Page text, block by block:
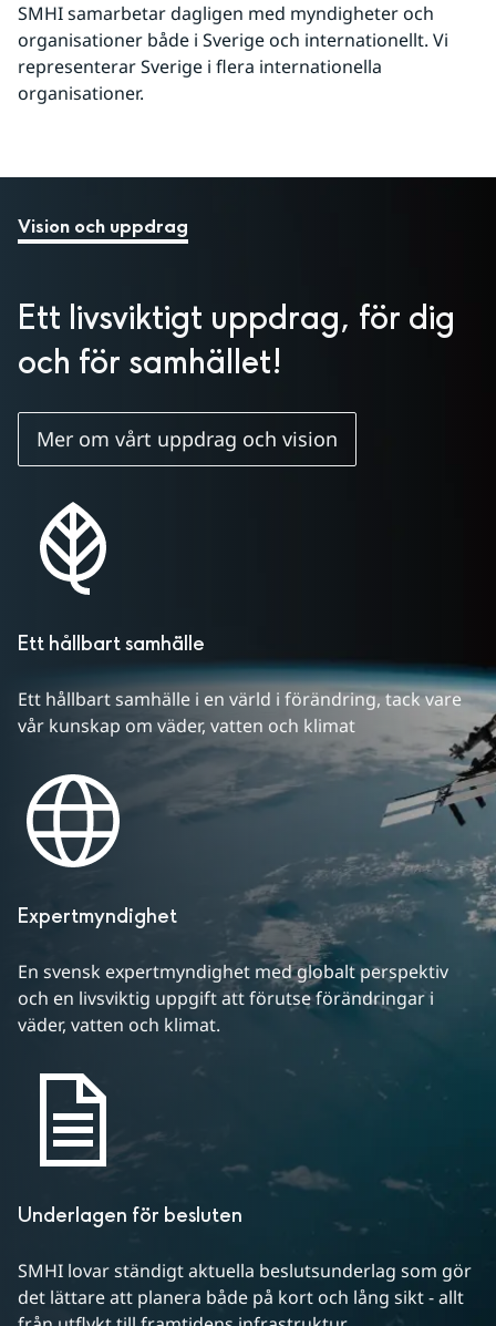
SMHI samarbetar dagligen med myndigheter och
organisationer både i Sverige och internationellt. Vi
representerar Sverige i flera internationella
organisationer.
Vision och uppdrag
Ett livsviktigt uppdrag, för dig
och för samhället!
Mer om vårt uppdrag och vision
Ett hållbart samhälle
Ett hållbart samhälle i en värld i förändring, tack vare
vår kunskap om väder, vatten och klimat
Expertmyndighet
En svensk expertmyndighet med globalt perspektiv
och en livsviktig uppgift att förutse förändringar i
väder, vatten och klimat.
Underlagen för besluten
SMHI lovar ständigt aktuella beslutsunderlag som gör
det lättare att planera både på kort och lång sikt - allt